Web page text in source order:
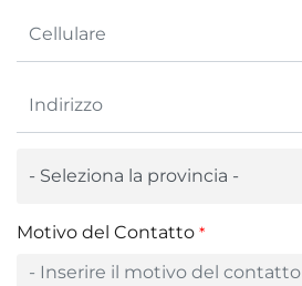
Motivo del Contatto *